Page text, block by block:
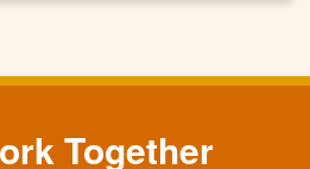
Together